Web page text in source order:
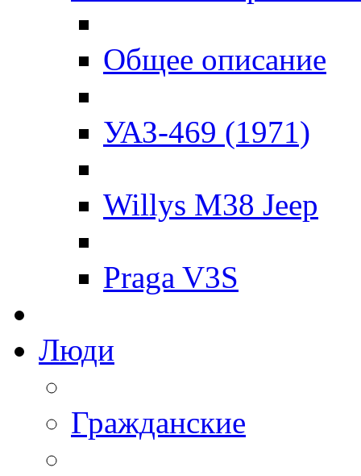
Общее описание
УАЗ-469 (1971)
Willys M38 Jeep
Praga V3S
Люди
Гражданские